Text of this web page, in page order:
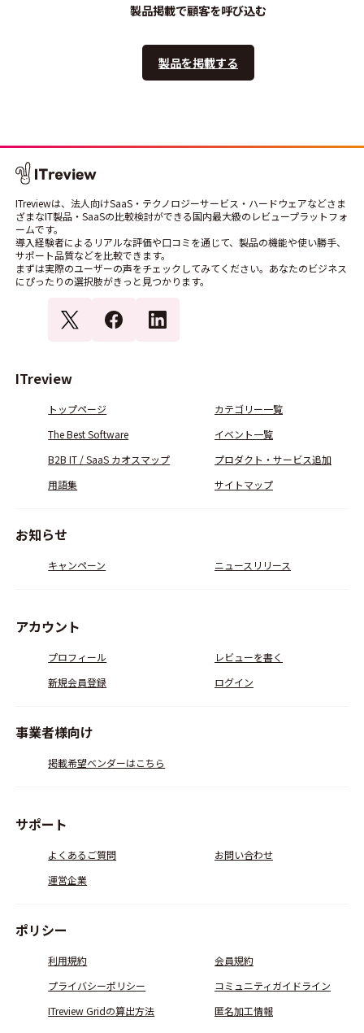
製品掲載で顧客を呼び込む
製品を掲載する
ITreviewは、法人向けSaaS・テクノロジーサービス・ハードウェアなどさま
ざまなIT製品・SaaSの比較検討ができる国内最大級のレビュープラットフォ
ームです。
導入経験者によるリアルな評価や口コミを通じて、製品の機能や使い勝手、
サポート品質などを比較できます。
まずは実際のユーザーの声をチェックしてみてください。あなたのビジネス
にぴったりの選択肢がきっと見つかります。
ITreview
トップページ
カテゴリー一覧
The Best Software
イベント一覧
B2B IT / SaaS カオスマップ
プロダクト・サービス追加
用語集
サイトマップ
お知らせ
キャンペーン ニュースリリース
アカウント
プロフィール
レビューを書く
新規会員登録
ログイン
事業者様向け
掲載希望ベンダーはこちら
サポート
よくあるご質問
お問い合わせ
運営企業
ポリシー
利用規約
会員規約
プライバシーポリシー
コミュニティガイドライン
ITreview Gridの算出方法
匿名加工情報